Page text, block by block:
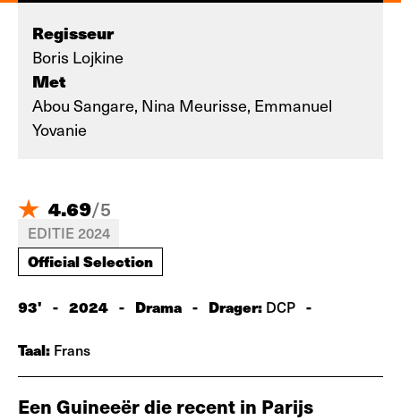
Regisseur
Boris Lojkine
Met
Abou Sangare, Nina Meurisse, Emmanuel
Yovanie
4.69/5
EDITIE 2024
Official Selection
93' - 2024 - Drama - Drager: DCP -
Taal: Frans
Een Guineeër die recent in Parijs